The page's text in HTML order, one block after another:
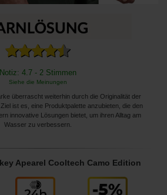
Notiz: 4.7 - 2 Stimmen
Siehe die Meinungen
überrascht weiterhin durch die Originalität der
ist es, eine Produktpalette anzubieten, die den
innovative Lösungen bietet, um ihren Alltag am
Wasser zu verbessern.
Apearel Cooltech Camo Edition